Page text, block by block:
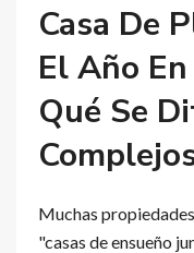
Casa De
El Año
Qué Se
Muchas
"casas de ensueño